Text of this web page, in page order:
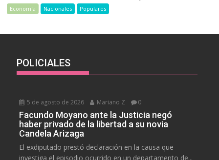
Economía Nacionales Populares
POLICIALES
5 de agosto de 2026 Mariano Z 0
Facundo Moyano ante la Justicia negó
haber privado de la libertad a su novia
Candela Arizaga
El exdiputado prestó declaración en la causa que
investiga el episodio ocurrido en un departamento de...